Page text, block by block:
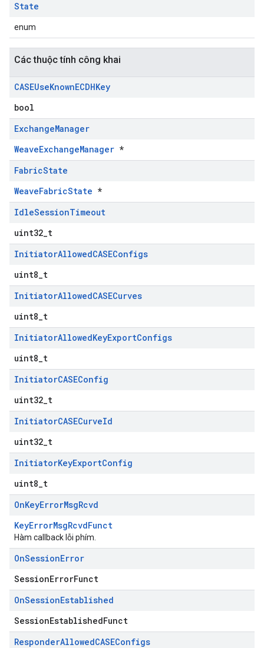
State
enum
Các thuộc tính công khai
CASEUseKnownECDHKey
bool
ExchangeManager
WeaveExchangeManager *
FabricState
WeaveFabricState *
IdleSessionTimeout
uint32_t
InitiatorAllowedCASEConfigs
uint8_t
InitiatorAllowedCASECurves
uint8_t
InitiatorAllowedKeyExportConfigs
uint8_t
InitiatorCASEConfig
uint32_t
InitiatorCASECurveId
uint32_t
InitiatorKeyExportConfig
uint8_t
OnKeyErrorMsgRcvd
KeyErrorMsgRcvdFunct
Hàm callback lỗi phím.
OnSessionError
SessionErrorFunct
OnSessionEstablished
SessionEstablishedFunct
ResponderAllowedCASEConfigs